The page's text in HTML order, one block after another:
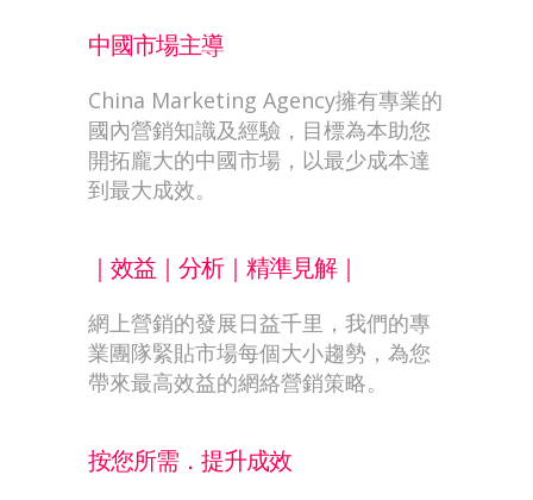
中國市場主導
China Marketing Agency擁有專業的
國內營銷知識及經驗，目標為本助您
開拓龐大的中國市場，以最少成本達
到最大成效。
｜效益｜分析｜精準見解｜
網上營銷的發展日益千里，我們的專
業團隊緊貼市場每個大小趨勢，為您
帶來最高效益的網絡營銷策略。
按您所需．提升成效